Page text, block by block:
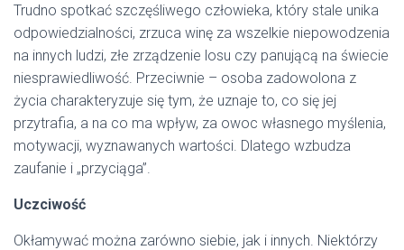
Trudno spotkać szczęśliwego człowieka, który stale unika
odpowiedzialności, zrzuca winę za wszelkie niepowodzenia
na innych ludzi, złe zrządzenie losu czy panującą na świecie
niesprawiedliwość. Przeciwnie – osoba zadowolona z
życia charakteryzuje się tym, że uznaje to, co się jej
przytrafia, a na co ma wpływ, za owoc własnego myślenia,
motywacji, wyznawanych wartości. Dlatego wzbudza
zaufanie i „przyciąga”.
Uczciwość
Okłamywać można zarówno siebie, jak i innych. Niektórzy